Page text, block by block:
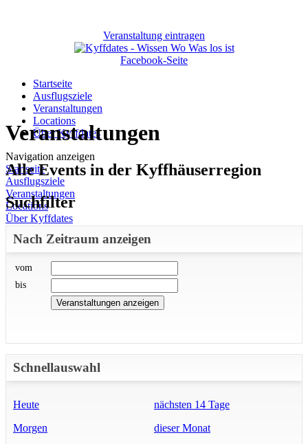
Veranstaltung eintragen
Facebook-Seite
Startseite
Ausflugsziele
Veranstaltungen
Locations
Über Kyffdates
Navigation anzeigen
Startseite
Ausflugsziele
Veranstaltungen
Locations
Über Kyffdates
Veranstaltungen
Alle Events in der Kyffhäuserregion
Suchfilter
Nach Zeitraum anzeigen
vom
bis
Schnellauswahl
Heute
Morgen
nächsten 14 Tage
dieser Monat